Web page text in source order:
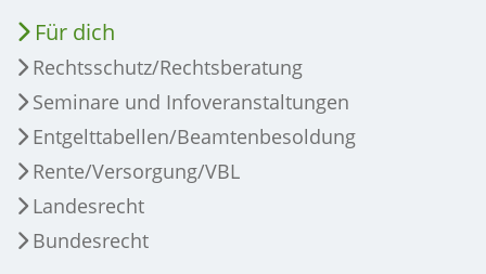
Für dich
Rechtsschutz/Rechtsberatung
Seminare und Infoveranstaltungen
Entgelttabellen/Beamtenbesoldung
Rente/Versorgung/VBL
Landesrecht
Bundesrecht